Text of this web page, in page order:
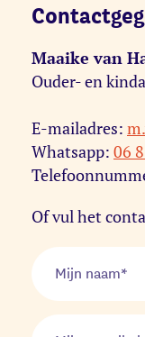
Maaike van
Ouder- en
E-mailadres:
Whatsapp: 06
Of vul het